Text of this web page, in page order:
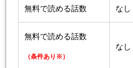
無料で読める話数 なし
無料で読める話数
（条件あり※）
なし